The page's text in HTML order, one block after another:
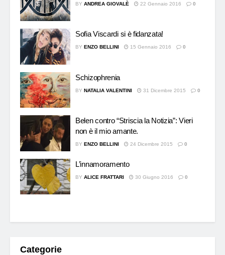
BY ANDREA GIOVALÈ 22 Gennaio 2016 0
Sofia Viscardi si è fidanzata!
BY ENZO BELLINI 15 Gennaio 2016 0
Schizophrenia
BY NATALIA VALENTINI 31 Dicembre 2015 0
Belen contro “Striscia la Notizia”: Vieri
non è il mio amante.
BY ENZO BELLINI 24 Dicembre 2015 0
L’innamoramento
BY ALICE FRATTARI 30 Giugno 2016 0
Categorie